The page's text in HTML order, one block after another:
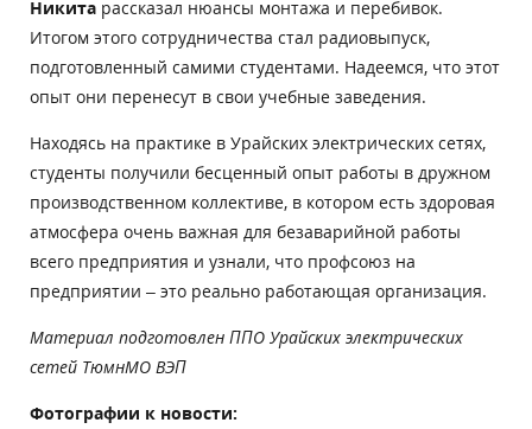
Никита рассказал нюансы монтажа и перебивок.
Итогом этого сотрудничества стал радиовыпуск,
подготовленный самими студентами. Надеемся, что этот
опыт они перенесут в свои учебные заведения.
Находясь на практике в Урайских электрических сетях,
студенты получили бесценный опыт работы в дружном
производственном коллективе, в котором есть здоровая
атмосфера очень важная для безаварийной работы
всего предприятия и узнали, что профсоюз на
предприятии – это реально работающая организация.
Материал подготовлен ППО Урайских электрических
сетей ТюмнМО ВЭП
Фотографии к новости: